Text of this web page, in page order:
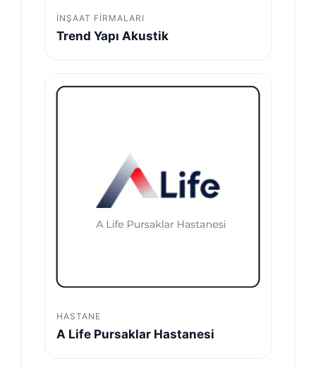
İNŞAAT FIRMALARI
Trend Yapı Akustik
HASTANE
A Life Pursaklar Hastanesi